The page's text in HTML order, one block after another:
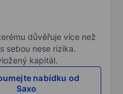
důvěřuje více než
sebou nese rizika.
kapitál.
nabídku od
Saxo